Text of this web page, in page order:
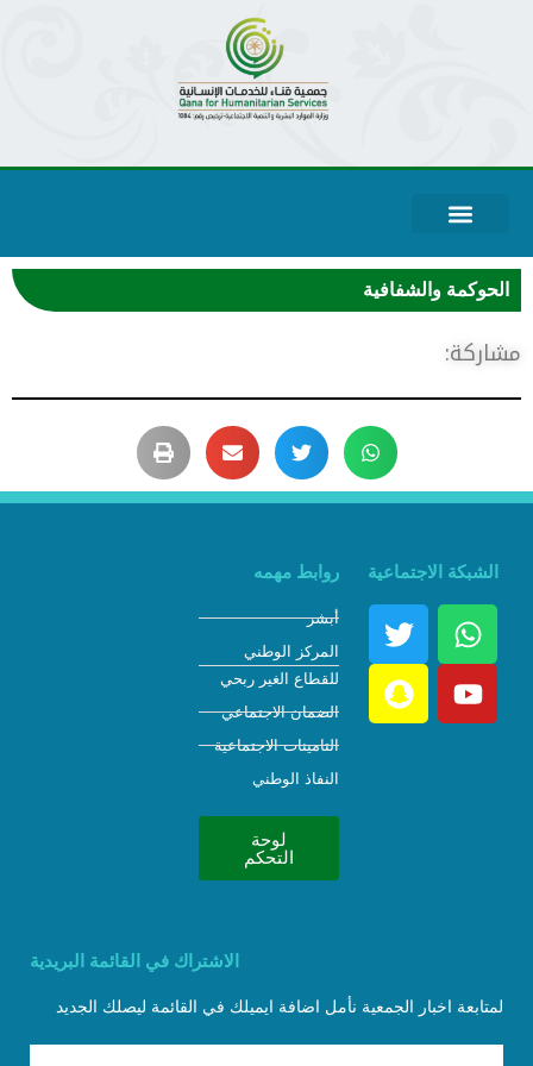
الحوكمة والشفافية
الشبكة الاجتماعية روابط مهمه
أبشر
المركز الوطني
للقطاع الغير ربحي
الضمان الاجتماعي
التامينات الاجتماعية
النفاذ الوطني
لوحة
التحكم
الاشتراك في القائمة البريدية
لمتابعة اخبار الجمعية نأمل اضافة ايميلك في القائمة ليصلك الجديد